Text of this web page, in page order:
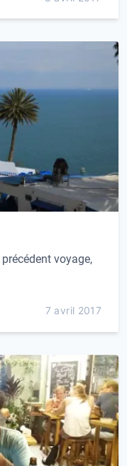
voyage,
7 avril 2017